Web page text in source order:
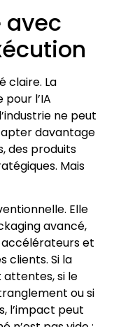
avec
claire. La
l’IA
ne peut
davantage
des produits
Mais
Elle
avancé,
et
clients. Si la
si le
ou si
l’impact peut